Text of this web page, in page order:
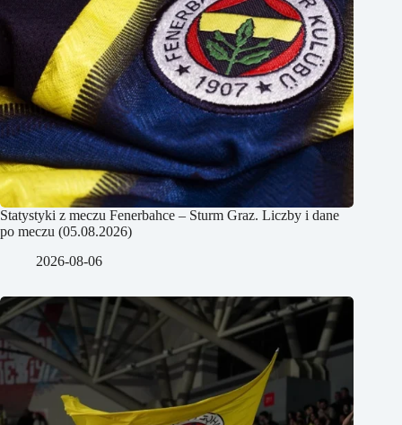
Statystyki z meczu Fenerbahce – Sturm Graz. Liczby i dane
po meczu (05.08.2026)
2026-08-06